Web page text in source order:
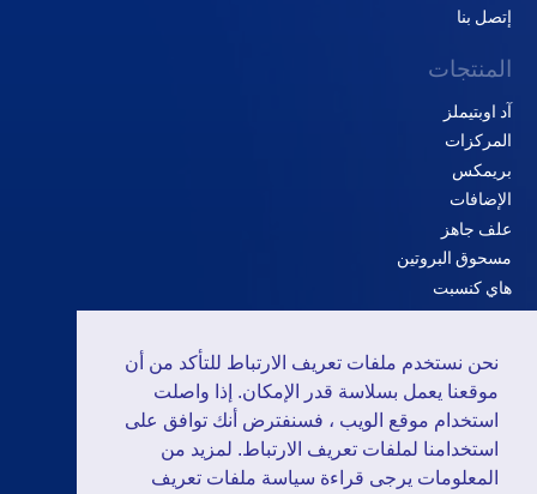
نحن نستخدم ملفات تعريف الارتباط للتأكد من أن
موقعنا يعمل بسلاسة قدر الإمكان. إذا واصلت
استخدام موقع الويب ، فسنفترض أنك توافق على
استخدامنا لملفات تعريف الارتباط. لمزيد من
المعلومات يرجى قراءة سياسة ملفات تعريف
إتصل بنا
المنتجات
آد اوبتيملز
المركزات
بريمكس
الإضافات
علف جاهز
مسحوق البروتين
هاي كنسبت
الدواجن
المجترات
الخنازير